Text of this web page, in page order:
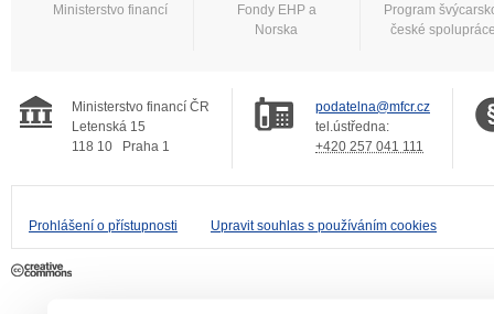
Ministerstvo financí
Fondy EHP a
Norska
Program
české
Ministerstvo financí ČR
Letenská 15
118 10
Praha 1
podatelna@mfcr.cz
tel.ústředna:
+420 257 041 111
Prohlášení o přístupnosti Upravit souhlas s používáním cookies